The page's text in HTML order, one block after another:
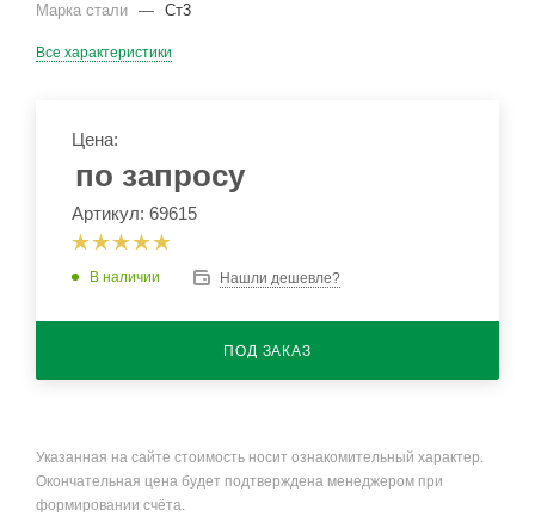
Марка стали — Ст3
Все характеристики
Цена:
по запросу
Артикул: 69615
В наличии Нашли дешевле?
ПОД ЗАКАЗ
Указанная на сайте стоимость носит ознакомительный характер.
Окончательная цена будет подтверждена менеджером при
формировании счёта.